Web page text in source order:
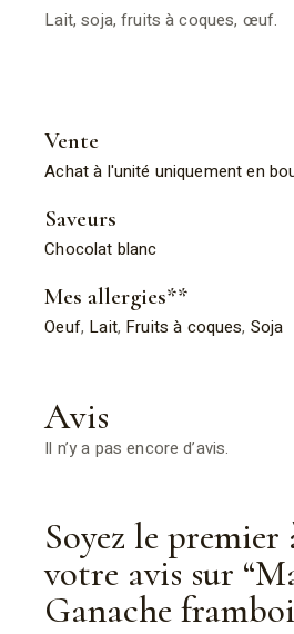
Lait, soja, fruits à coques, œuf.
Vente
Achat à l'unité uniquement en
Saveurs
Chocolat blanc
Mes allergies**
Oeuf, Lait, Fruits à coques, Soja
Avis
Il n’y a pas encore d’avis.
Soyez le premier
votre avis sur
Ganache